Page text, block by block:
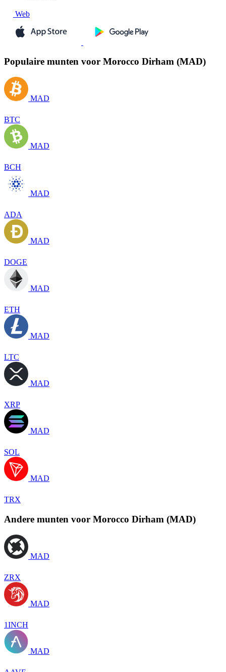
Web
Populaire munten voor Morocco Dirham (MAD)
MAD
BTC
MAD
BCH
MAD
ADA
MAD
DOGE
MAD
ETH
MAD
LTC
MAD
XRP
MAD
SOL
MAD
TRX
Andere munten voor Morocco Dirham (MAD)
MAD
ZRX
MAD
1INCH
MAD